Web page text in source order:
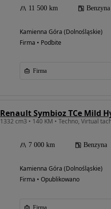
11 500 km Benzyna
Kamienna Góra (Dolnośląskie)
Firma • Podbite
Firma
Renault Symbioz TCe Mild
1332 cm3 • 140 KM • Techno, Virtual
7 000 km Benzyna
Kamienna Góra (Dolnośląskie)
Firma • Opublikowano
Firma